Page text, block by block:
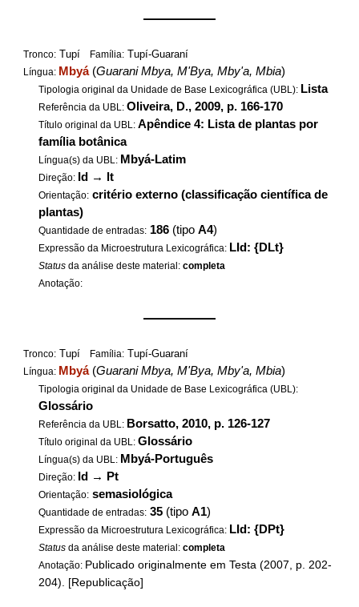
——————
Tronco: Tupí Família: Tupí-Guaraní
Língua: Mbyá(Guarani Mbya, M'Bya, Mby'a, Mbia)
Tipologia original da Unidade de Base Lexicográfica (UBL): Lista
Referência da UBL:Oliveira, D., 2009, p. 166-170
Título original da UBL:Apêndice 4: Lista de plantas por
família botânica
Língua(s) da UBL: Mbyá-Latim
Direção: Id → lt
Orientação: critério externo (classificação científica de
plantas)
Quantidade de entradas: 186 (tipoA4)
Expressão da Microestrutura Lexicográfica: LId: {DLt}
Status da análise deste material:completa
Anotação:
——————
Tronco: Tupí Família: Tupí-Guaraní
Língua: Mbyá(Guarani Mbya, M'Bya, Mby'a, Mbia)
Tipologia original da Unidade de Base Lexicográfica (UBL):
Glossário
Referência da UBL: Borsatto, 2010, p. 126-127
Título original da UBL:Glossário
Língua(s) da UBL: Mbyá-Português
Direção: Id → Pt
Orientação: semasiológica
Quantidade de entradas: 35 (tipoA1)
Expressão da Microestrutura Lexicográfica: LId: {DPt}
Status da análise deste material:completa
Anotação: Publicado originalmente em Testa (2007, p. 202-
204). [Republicação]